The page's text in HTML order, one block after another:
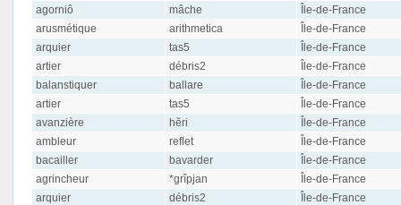
agorniô
mâche
Île-de-France
arusmétique
arithmetica
Île-de-France
arquier
tas5
Île-de-France
artier
débris2
Île-de-France
balanstiquer
ballare
Île-de-France
artier
tas5
Île-de-France
avanzière
hĕri
Île-de-France
ambleur
reflet
Île-de-France
bacailler
bavarder
Île-de-France
agrincheur
*grîpjan
Île-de-France
arquier
débris2
Île-de-France